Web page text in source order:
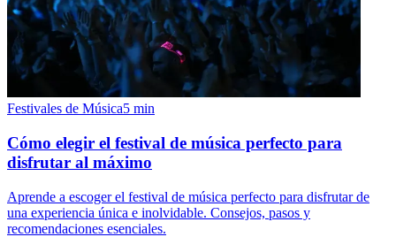
Festivales de Música5 min
Cómo elegir el festival de música perfecto para
disfrutar al máximo
Aprende a escoger el festival de música perfecto para disfrutar de
una experiencia única e inolvidable. Consejos, pasos y
recomendaciones esenciales.